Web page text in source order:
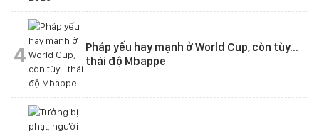
4
Pháp yếu hay mạnh ở World Cup, còn tùy...
thái độ Mbappe